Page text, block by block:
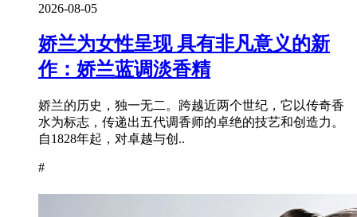
2026-08-05
娇兰为女性呈现 具有非凡意义的新
作：娇兰蓝调淡香精
娇兰的历史，独一无二。跨越近两个世纪，它以传奇香
水为标志，传递出五代调香师的卓绝的技艺和创造力。
自1828年起，对卓越与创..
#